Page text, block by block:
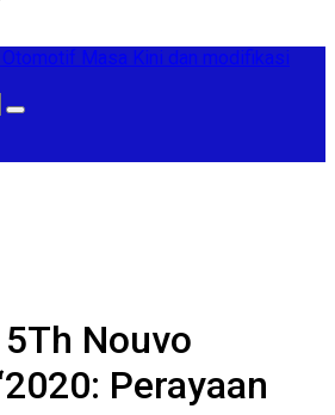
Nouvo
Perayaan